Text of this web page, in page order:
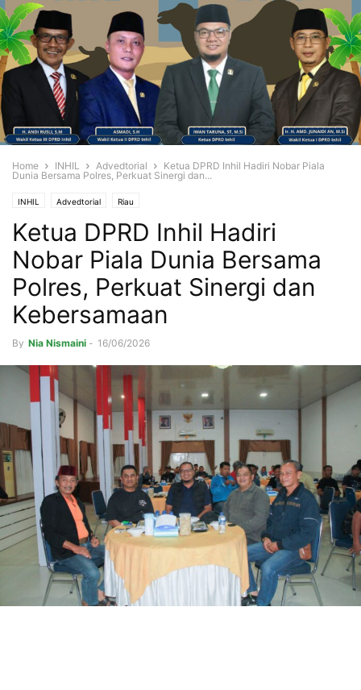
Home INHIL Advedtorial
Ketua DPRD Inhil Hadiri Nobar Piala
Dunia Bersama Polres, Perkuat Sinergi dan...
INHIL Advedtorial Riau
Ketua DPRD Inhil Hadiri
Nobar Piala Dunia Bersama
Polres, Perkuat Sinergi dan
Kebersamaan
By Nia Nismaini - 16/06/2026